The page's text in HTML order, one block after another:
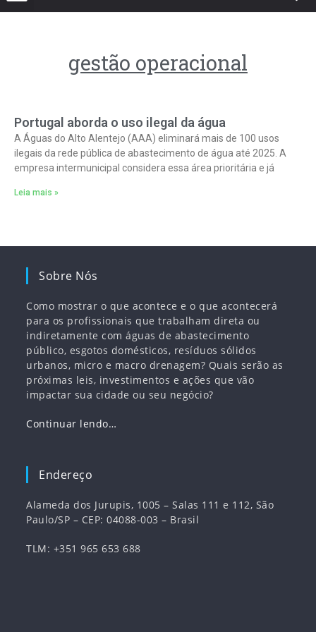
gestão operacional
Portugal aborda o uso ilegal da água
A Águas do Alto Alentejo (AAA) eliminará mais de 100 usos
ilegais da rede pública de abastecimento de água até 2025. A
empresa intermunicipal considera essa área prioritária e já
Leia mais »
Sobre Nós
Como mostrar o que acontece e o que acontecerá
para os profissionais que trabalham direta ou
indiretamente com águas de abastecimento
público, esgotos domésticos, resíduos sólidos
urbanos, micro e macro drenagem? Quais serão as
próximas leis, investimentos e ações que vão
impactar sua cidade ou seu negócio?
Continuar lendo…
Endereço
Alameda dos Jurupis, 1005 – Salas 111 e 112, São
Paulo/SP – CEP: 04088-003 – Brasil
TLM: +351 965 653 688